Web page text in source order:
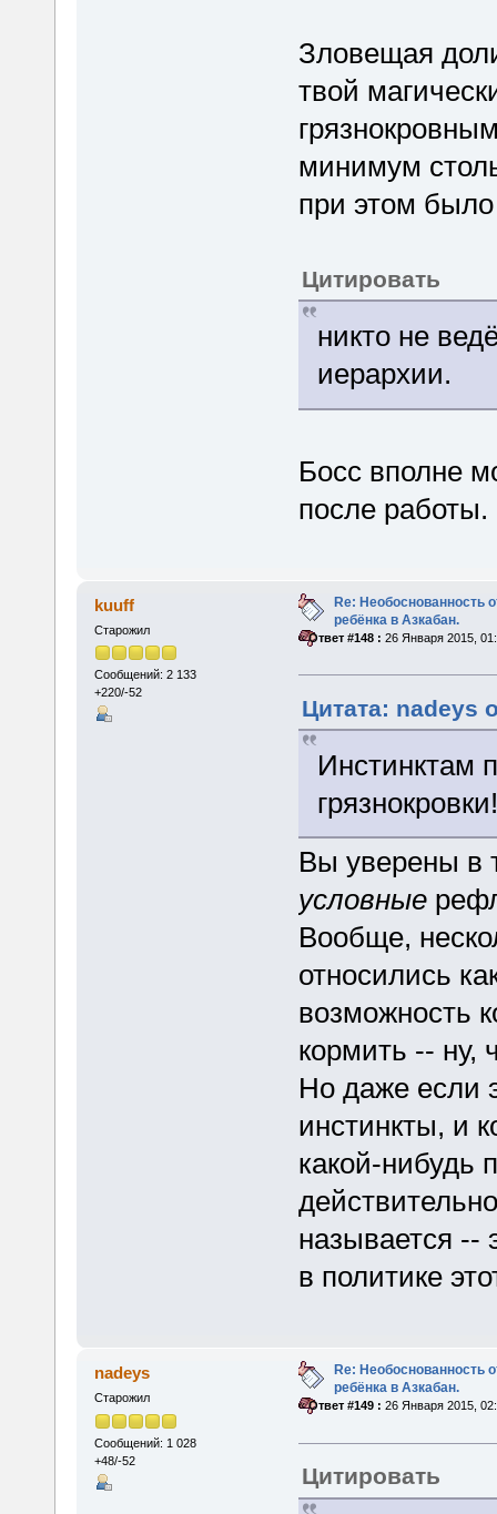
Зловещая
твой
минимум
при этом
Цитировать
никто не
иерархии.
Босс вполне
после работы.
kuuff
Старожил
Сообщений: 2 133
+220/-52
Re: Необоснованность
ребёнка в Азкабан.
«Ответ #148 : 26 Января 2015,
Цитата: nadeys
Инстинктам
Вы уверены в
условные
Вообще,
относились
возможность
кормить -- ну,
Но даже если
инстинкты, и
какой-нибудь
называется --
в политике
nadeys
Старожил
Сообщений: 1 028
+48/-52
Re: Необоснованность
ребёнка в Азкабан.
«Ответ #149 : 26 Января 2015,
Цитировать